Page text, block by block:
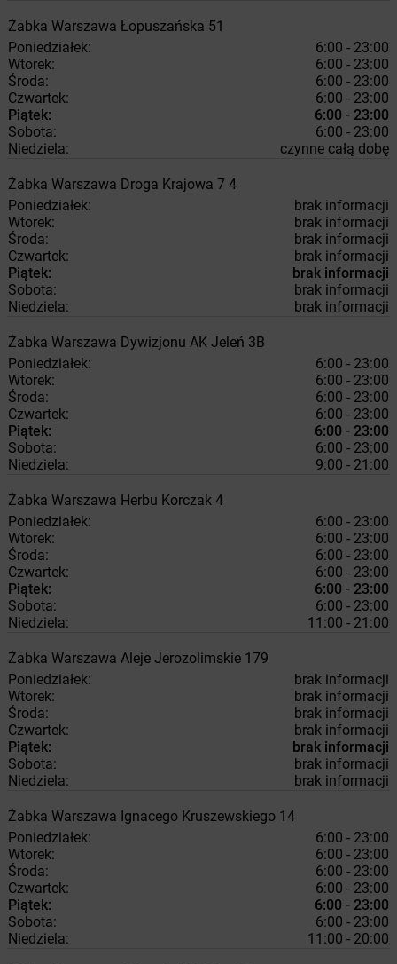
Żabka Warszawa Łopuszańska 51
Poniedziałek:
6:00 - 23:00
Wtorek:
6:00 - 23:00
Środa:
6:00 - 23:00
Czwartek:
6:00 - 23:00
Piątek:
6:00 - 23:00
Sobota:
6:00 - 23:00
Niedziela:
czynne całą dobę
Żabka Warszawa Droga Krajowa 7 4
Poniedziałek:
brak informacji
Wtorek:
brak informacji
Środa:
brak informacji
Czwartek:
brak informacji
Piątek:
brak informacji
Sobota:
brak informacji
Niedziela:
brak informacji
Żabka Warszawa Dywizjonu AK Jeleń 3B
Poniedziałek:
6:00 - 23:00
Wtorek:
6:00 - 23:00
Środa:
6:00 - 23:00
Czwartek:
6:00 - 23:00
Piątek:
6:00 - 23:00
Sobota:
6:00 - 23:00
Niedziela:
9:00 - 21:00
Żabka Warszawa Herbu Korczak 4
Poniedziałek:
6:00 - 23:00
Wtorek:
6:00 - 23:00
Środa:
6:00 - 23:00
Czwartek:
6:00 - 23:00
Piątek:
6:00 - 23:00
Sobota:
6:00 - 23:00
Niedziela:
11:00 - 21:00
Żabka Warszawa Aleje Jerozolimskie 179
Poniedziałek:
brak informacji
Wtorek:
brak informacji
Środa:
brak informacji
Czwartek:
brak informacji
Piątek:
brak informacji
Sobota:
brak informacji
Niedziela:
brak informacji
Żabka Warszawa Ignacego Kruszewskiego 14
Poniedziałek:
6:00 - 23:00
Wtorek:
6:00 - 23:00
Środa:
6:00 - 23:00
Czwartek:
6:00 - 23:00
Piątek:
6:00 - 23:00
Sobota:
6:00 - 23:00
Niedziela:
11:00 - 20:00